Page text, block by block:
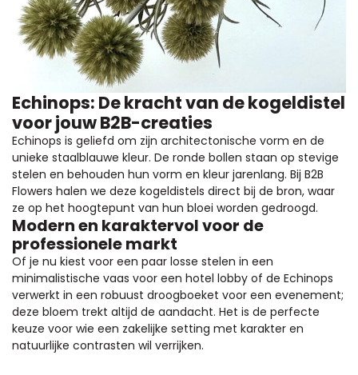
Echinops: De kracht van de kogeldistel
voor jouw B2B-creaties
Echinops is geliefd om zijn architectonische vorm en de
unieke staalblauwe kleur. De ronde bollen staan op stevige
stelen en behouden hun vorm en kleur jarenlang. Bij B2B
Flowers halen we deze kogeldistels direct bij de bron, waar
ze op het hoogtepunt van hun bloei worden gedroogd.
Modern en karaktervol voor de
professionele markt
Of je nu kiest voor een paar losse stelen in een
minimalistische vaas voor een hotel lobby of de Echinops
verwerkt in een robuust droogboeket voor een evenement;
deze bloem trekt altijd de aandacht. Het is de perfecte
keuze voor wie een zakelijke setting met karakter en
natuurlijke contrasten wil verrijken.